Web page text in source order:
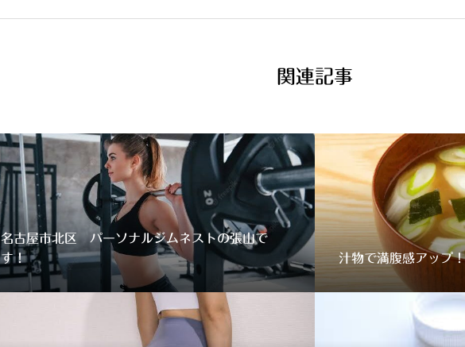
関連記事
名古屋市北区 パーソナルジムネストの張山で
す！
汁物で満腹感アップ！